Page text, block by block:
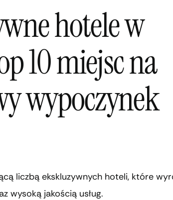
hotele w
10 miejsc na
wypoczynek
liczbą ekskluzywnych hoteli, które
wysoką jakością usług.